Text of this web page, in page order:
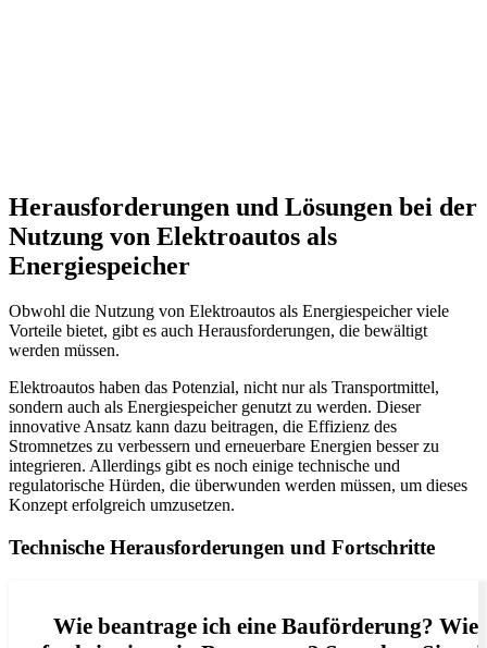
Herausforderungen und Lösungen bei der
Nutzung von Elektroautos als
Energiespeicher
Obwohl die Nutzung von Elektroautos als Energiespeicher viele
Vorteile bietet, gibt es auch Herausforderungen, die bewältigt
werden müssen.
Elektroautos haben das Potenzial, nicht nur als Transportmittel,
sondern auch als Energiespeicher genutzt zu werden. Dieser
innovative Ansatz kann dazu beitragen, die Effizienz des
Stromnetzes zu verbessern und erneuerbare Energien besser zu
integrieren. Allerdings gibt es noch einige technische und
regulatorische Hürden, die überwunden werden müssen, um dieses
Konzept erfolgreich umzusetzen.
Technische Herausforderungen und Fortschritte
Wie beantrage ich eine Bauförderung? Wie